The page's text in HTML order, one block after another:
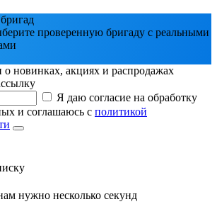
проверенную бригаду с реальными
новинках, акциях и распродажах
Я даю согласие на обработку
и соглашаюсь с политикой
нужно несколько секунд